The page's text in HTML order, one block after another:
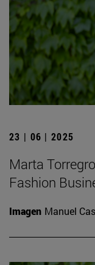
23 | 06 | 2025
Marta
Fashion
Imagen Manuel